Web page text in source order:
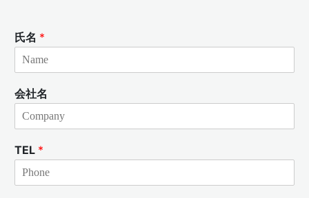
氏名 *
会社名
TEL *